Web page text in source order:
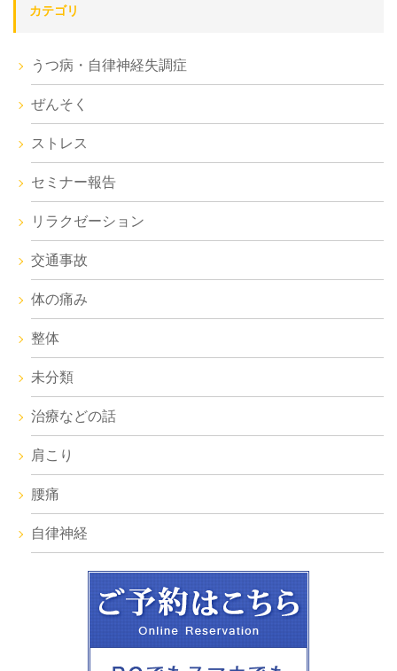
カテゴリ
うつ病・自律神経失調症
ぜんそく
ストレス
セミナー報告
リラクゼーション
交通事故
体の痛み
整体
未分類
治療などの話
肩こり
腰痛
自律神経